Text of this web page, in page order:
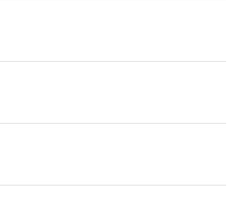
zum Naherholungsraum Wien sowie
St. Pölten. Viele Bauernhöfe hatten
1960 bauten viele Wiener
Gemeindegebiet. Wegen des
haben viele Jagdpächter ihre
touristischer Sicht die bedeutendste
Gebiet mit Wanderwegen durch
Obstkulturen lädt dazu ein. Gefördert